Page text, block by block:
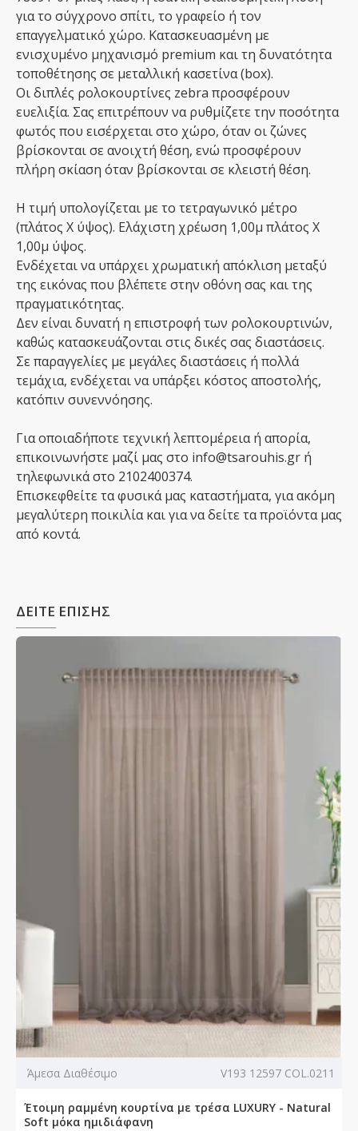
για το σύγχρονο σπίτι, το γραφείο ή τον
επαγγελματικό χώρο. Κατασκευασμένη με
ενισχυμένο μηχανισμό premium και τη δυνατότητα
τοποθέτησης σε μεταλλική κασετίνα (box).
Οι διπλές ρολοκουρτίνες zebra προσφέρουν
ευελιξία. Σας επιτρέπουν να ρυθμίζετε την ποσότητα
φωτός που εισέρχεται στο χώρο, όταν οι ζώνες
βρίσκονται σε ανοιχτή θέση, ενώ προσφέρουν
πλήρη σκίαση όταν βρίσκονται σε κλειστή θέση.
Η τιμή υπολογίζεται με το τετραγωνικό μέτρο
(πλάτος Χ ύψος). Ελάχιστη χρέωση 1,00μ πλάτος Χ
1,00μ ύψος.
Ενδέχεται να υπάρχει χρωματική απόκλιση μεταξύ
της εικόνας που βλέπετε στην οθόνη σας και της
πραγματικότητας.
Δεν είναι δυνατή η επιστροφή των ρολοκουρτινών,
καθώς κατασκευάζονται στις δικές σας διαστάσεις.
Σε παραγγελίες με μεγάλες διαστάσεις ή πολλά
τεμάχια, ενδέχεται να υπάρξει κόστος αποστολής,
κατόπιν συνεννόησης.
Για οποιαδήποτε τεχνική λεπτομέρεια ή απορία,
επικοινωνήστε μαζί μας στο info@tsarouhis.gr ή
τηλεφωνικά στο 2102400374.
Επισκεφθείτε τα φυσικά μας καταστήματα, για ακόμη
μεγαλύτερη ποικιλία και για να δείτε τα προϊόντα μας
από κοντά.
ΔΕΙΤΕ ΕΠΙΣΗΣ
Άμεσα Διαθέσιμο V193 12597 COL.0211
Έτοιμη ραμμένη κουρτίνα με τρέσα LUXURY - Natural
Soft μόκα ημιδιάφανη